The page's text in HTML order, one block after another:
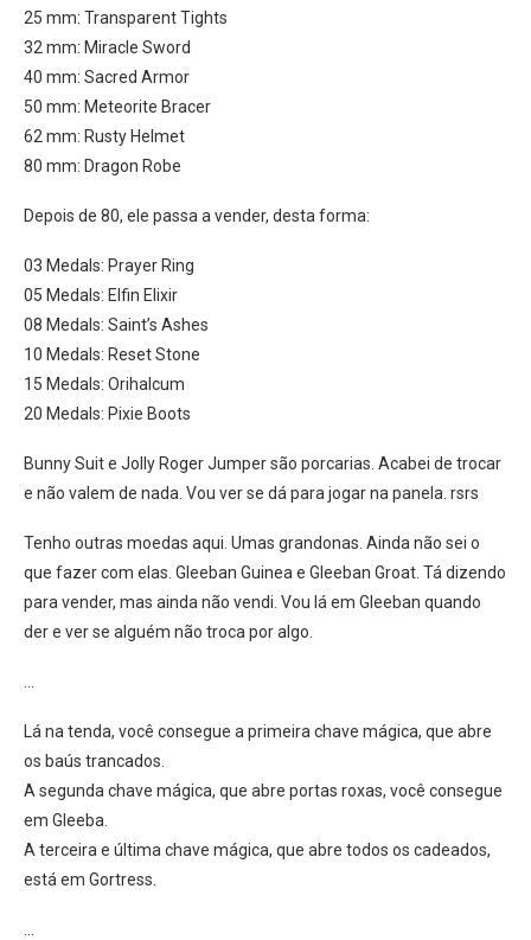
25 mm: Transparent Tights
32 mm: Miracle Sword
40 mm: Sacred Armor
50 mm: Meteorite Bracer
62 mm: Rusty Helmet
80 mm: Dragon Robe
Depois de 80, ele passa a vender, desta forma:
03 Medals: Prayer Ring
05 Medals: Elfin Elixir
08 Medals: Saint’s Ashes
10 Medals: Reset Stone
15 Medals: Orihalcum
20 Medals: Pixie Boots
Bunny Suit e Jolly Roger Jumper são porcarias. Acabei de trocar
e não valem de nada. Vou ver se dá para jogar na panela. rsrs
Tenho outras moedas aqui. Umas grandonas. Ainda não sei o
que fazer com elas. Gleeban Guinea e Gleeban Groat. Tá dizendo
para vender, mas ainda não vendi. Vou lá em Gleeban quando
der e ver se alguém não troca por algo.
…
Lá na tenda, você consegue a primeira chave mágica, que abre
os baús trancados.
A segunda chave mágica, que abre portas roxas, você consegue
em Gleeba.
A terceira e última chave mágica, que abre todos os cadeados,
está em Gortress.
…